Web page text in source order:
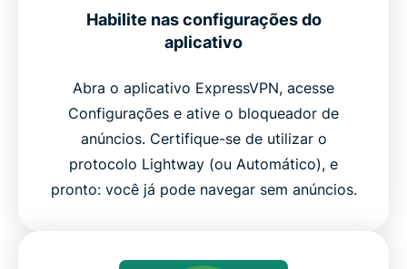
Habilite nas configurações do
aplicativo
Abra o aplicativo ExpressVPN, acesse
Configurações e ative o bloqueador de
anúncios. Certifique-se de utilizar o
protocolo Lightway (ou Automático), e
pronto: você já pode navegar sem anúncios.